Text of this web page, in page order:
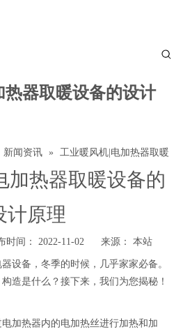
热器取暖设备的设计
新闻资讯 »
工业暖风机|电加热器取暖
加热器取暖设备的
计原理
间： 2022-11-02 来源： 本站
设备，冬季的时候，几乎家家必备。
造是什么？接下来，我们为您揭秘！
加热器内的电加热丝进行加热和加